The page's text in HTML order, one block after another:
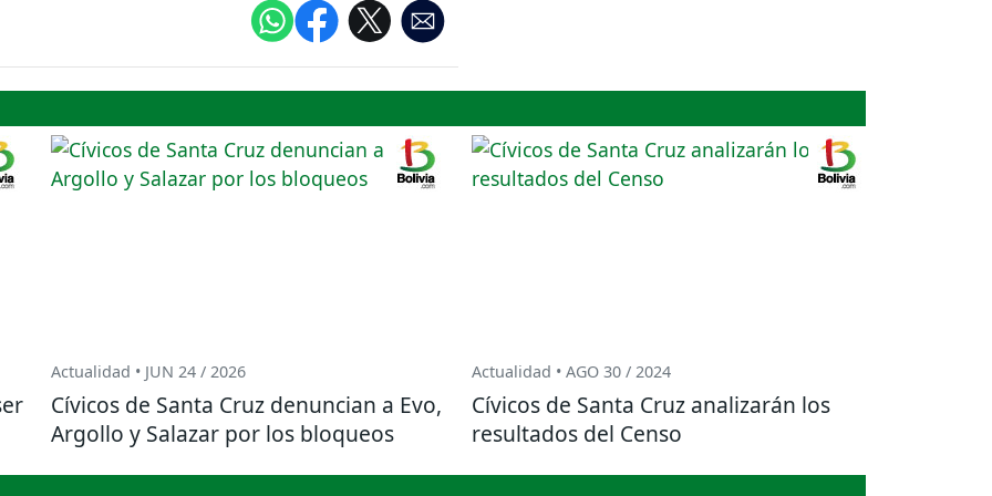
Actualidad • JUN 24 / 2026
Cívicos de Santa Cruz denuncian a Evo,
Argollo y Salazar por los bloqueos
Actualidad • AGO 30 / 2024
Cívicos de Santa Cruz analizarán los
resultados del Censo